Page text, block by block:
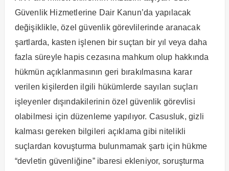
Güvenlik Hizmetlerine Dair Kanun’da yapılacak
değişiklikle, özel güvenlik görevlilerinde aranacak
şartlarda, kasten işlenen bir suçtan bir yıl veya daha
fazla süreyle hapis cezasına mahkum olup hakkında
hükmün açıklanmasının geri bırakılmasına karar
verilen kişilerden ilgili hükümlerde sayılan suçları
işleyenler dışındakilerinin özel güvenlik görevlisi
olabilmesi için düzenleme yapılıyor. Casusluk, gizli
kalması gereken bilgileri açıklama gibi nitelikli
suçlardan kovuşturma bulunmamak şartı için hükme
“devletin güvenliğine” ibaresi ekleniyor, soruşturma